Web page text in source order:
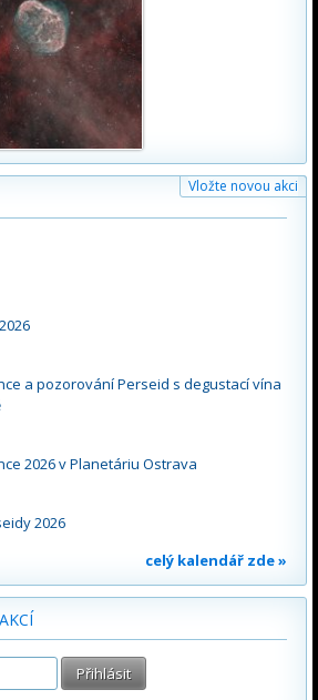
Vložte novou akci
a pozorování Perseid s degustací vína
2026 v Planetáriu Ostrava
2026
celý kalendář zde »